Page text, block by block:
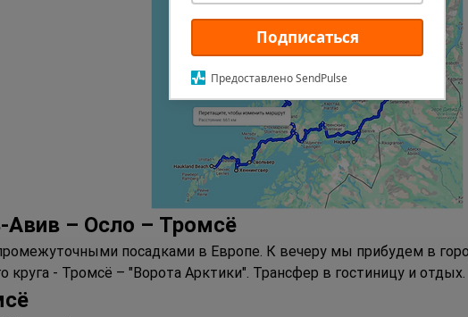
Подписаться
Предоставлено SendPulse
-Авив – Осло – Тромсё
посадками в Европе. К вечеру мы прибудем в
круга - Тромсё – "Ворота Арктики". Трансфер в гостиницу и отдых.